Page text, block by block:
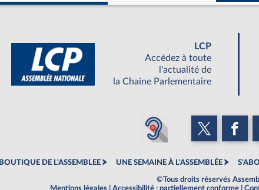
LCP
Accédez à toute
l'actualité de
la Chaine Parlementaire
BOUTIQUE DE L'ASSEMBLEE UNE SEMAINE À L'ASSEMBLÉE
©Tous droits réservés
Mentions légales
Accessibilité : partiellement conforme